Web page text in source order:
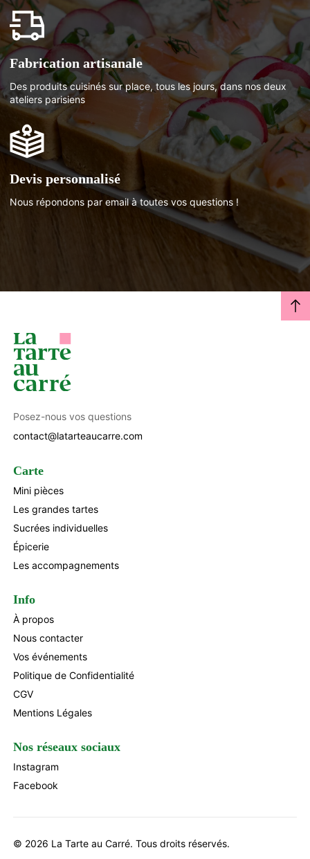
Fabrication artisanale
Des produits cuisinés sur place, tous les jours, dans nos deux
ateliers parisiens
Devis personnalisé
Nous répondons par email à toutes vos questions !
Posez-nous vos questions
contact@latarteaucarre.com
Carte
Mini pièces
Les grandes tartes
Sucrées individuelles
Épicerie
Les accompagnements
Info
À propos
Nous contacter
Vos événements
Politique de Confidentialité
CGV
Mentions Légales
Nos réseaux sociaux
Instagram
Facebook
© 2026 La Tarte au Сarré. Tous droits réservés.
cours de votre session. Pour en savoir plus, consultez